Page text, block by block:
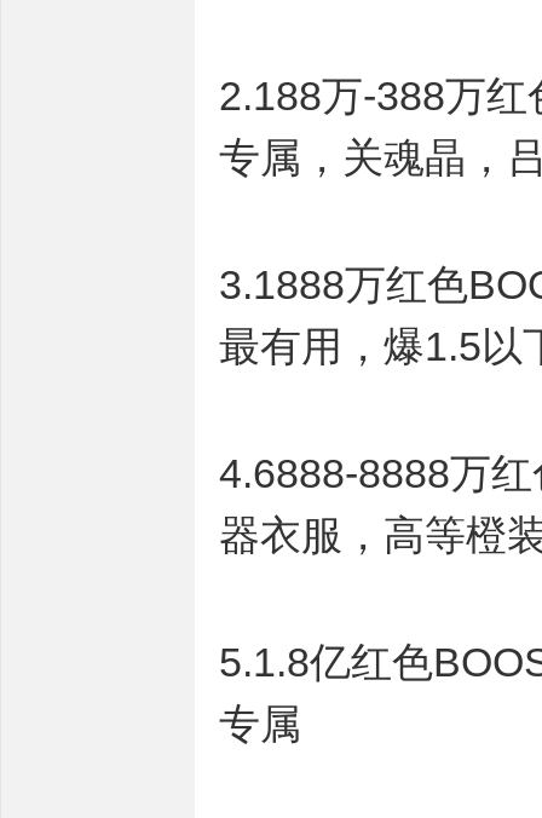
2.188万-388万
专属，关魂晶，
3.1888万红色
最有用，爆1.5以
4.6888-8888万
器衣服，高等橙
5.1.8亿红色
专属